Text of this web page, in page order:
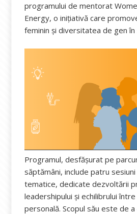
programului de mentorat
Energy, o inițiativă care
feminin și diversitatea de gen
Programul, desfășurat pe
săptămâni, include patru
tematice, dedicate dezvoltării
leadershipului și echilibrului
personală. Scopul său este de